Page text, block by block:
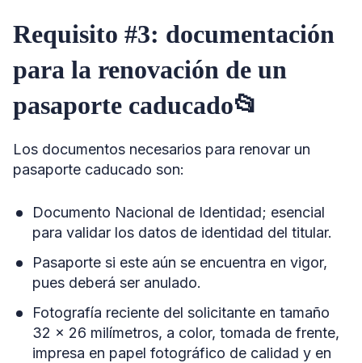
Requisito #3: documentación
para la renovación de un
pasaporte caducado📂
Los documentos necesarios para renovar un
pasaporte caducado son:
Documento Nacional de Identidad; esencial
para validar los datos de identidad del titular.
Pasaporte si este aún se encuentra en vigor,
pues deberá ser anulado.
Fotografía reciente del solicitante en tamaño
32 x 26 milímetros, a color, tomada de frente,
impresa en papel fotográfico de calidad y en